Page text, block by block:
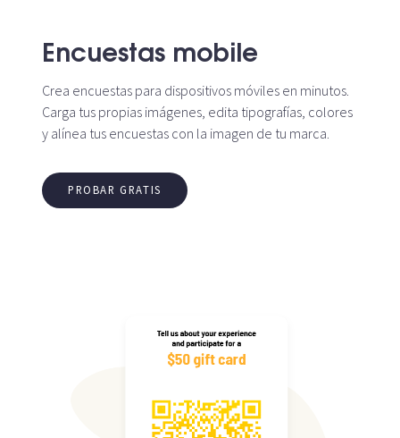
Encuestas mobile
Crea encuestas para dispositivos móviles en minutos.
Carga tus propias imágenes, edita tipografías, colores
y alínea tus encuestas con la imagen de tu marca.
PROBAR GRATIS